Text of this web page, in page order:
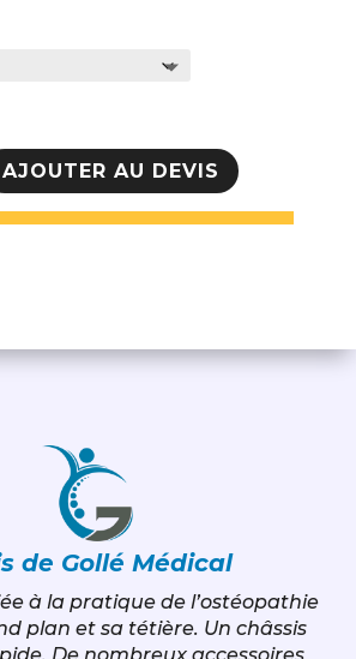
AJOUTER AU DEVIS
de Gollé Médical
à la pratique de l’ostéopathie
plan et sa tétière. Un châssis